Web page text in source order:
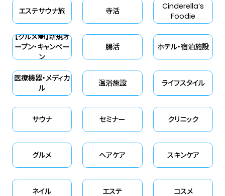
時のビクつきの原因と、軽減する
ための安眠習慣について解説し
エステサウナ旅 寺活
Cinderella‘s
Foodie
【グルメ🍽】新規オ
ープン・キャンペー
ン
腸活 ホテル・宿泊施設
医療機器・メディカ
ル
温浴施設 ライフスタイル
サウナ セミナー クリニック
グルメ ヘアケア スキンケア
ネイル エステ コスメ